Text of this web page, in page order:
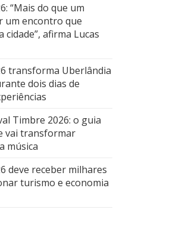
“Mais do que um
um encontro que
afirma Lucas
transforma Uberlândia
dois dias de
Timbre 2026: o guia
vai transformar
música
deve receber milhares
turismo e economia